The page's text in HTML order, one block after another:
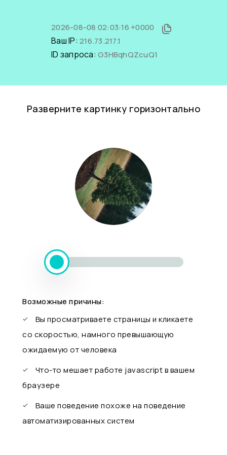
2026-08-08 02:03:16 +0000
Ваш IP: 216.73.217.1
ID запроса: G3HBqhQZcuQ1
Разверните картинку горизонтально
Возможные причины:
Вы просматриваете страницы и кликаете
со скоростью, намного превышающую
ожидаемую от человека
Что-то мешает работе javascript в вашем
браузере
Ваше поведение похоже на поведение
автоматизированных систем